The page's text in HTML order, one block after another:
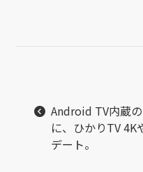
Android TV内蔵
に、ひかりTV 4K
デート。